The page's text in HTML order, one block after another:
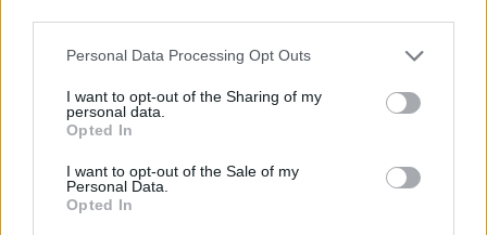
Personal Data Processing Opt Outs
I want to opt-out of the Sharing of my
personal data.
Opted In
I want to opt-out of the Sale of my
Personal Data.
Opted In